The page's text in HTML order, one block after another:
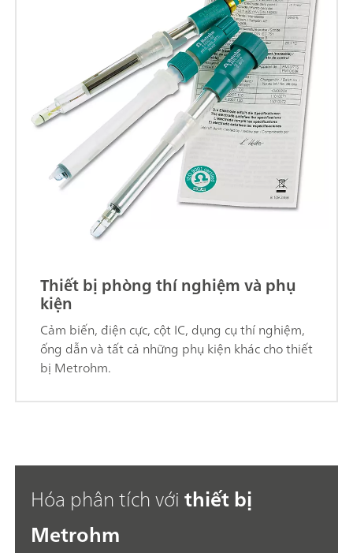
Thiết bị phòng thí nghiệm và phụ
kiện
Cảm biến, điện cực, cột IC, dụng cụ thí nghiệm,
ống dẫn và tất cả những phụ kiện khác cho thiết
bị Metrohm.
Hóa phân tích vớithiết bị
Metrohm